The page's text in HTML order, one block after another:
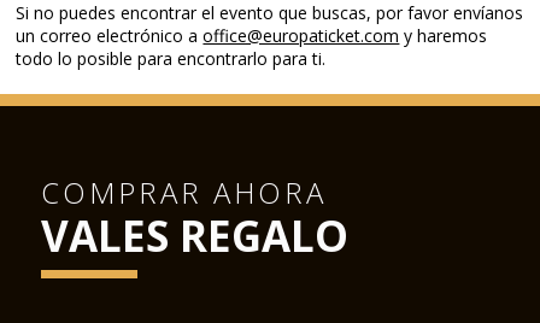
Si no puedes encontrar el evento que buscas, por favor envíanos
un correo electrónico aoffice@europaticket.com y haremos
todo lo posible para encontrarlo para ti.
COMPRAR AHORA
VALES REGALO